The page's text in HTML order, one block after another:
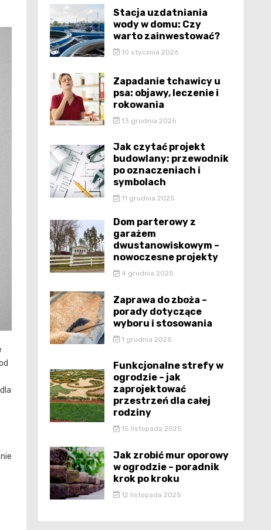
Stacja uzdatniania
wody w domu: Czy
warto zainwestować?
10 stycznia 2026
Zapadanie tchawicy u
psa: objawy, leczenie i
rokowania
13 grudnia 2025
Jak czytać projekt
budowlany: przewodnik
po oznaczeniach i
symbolach
11 grudnia 2025
Dom parterowy z
garażem
dwustanowiskowym –
nowoczesne projekty
4 grudnia 2025
Zaprawa do zboża –
porady dotyczące
wyboru i stosowania
1 grudnia 2025
Funkcjonalne strefy w
ogrodzie – jak
zaprojektować
przestrzeń dla całej
rodziny
15 listopada 2025
Jak zrobić mur oporowy
w ogrodzie – poradnik
krok po kroku
12 listopada 2025